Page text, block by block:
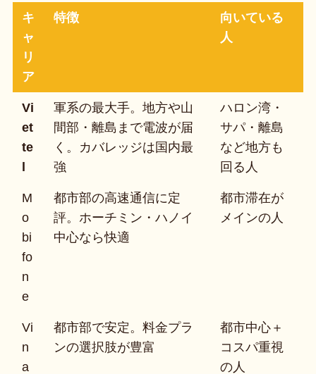
キ
ャ
リ
ア
特徴
向いている
人
Vi
et
te
l
軍系の最大手。地方や山
間部・離島まで電波が届
く。カバレッジは国内最
強
ハロン湾・
サパ・離島
など地方も
回る人
M
o
bi
fo
n
e
都市部の高速通信に定
評。ホーチミン・ハノイ
中心なら快適
都市滞在が
メインの人
Vi
n
a
都市部で安定。料金プラ
ンの選択肢が豊富
都市中心＋
コスパ重視
の人